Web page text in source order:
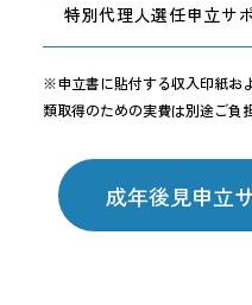
特別代理人選任申立サ
※申立書に貼付する収入印紙お
類取得のための実費は別途ご負
成年後見申立